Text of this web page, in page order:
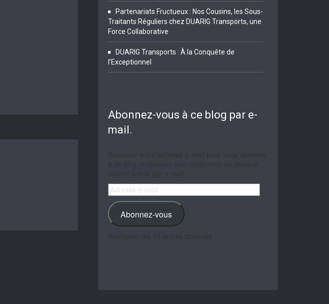
Partenariats Fructueux : Nos Cousins, les Sous-
Traitants Réguliers chez DUARIG Transports, une
Force Collaborative
DUARIG Transports : À la Conquête de
l’Exceptionnel
Abonnez-vous à ce blog par e-
mail.
Adresse
e-
mail
Abonnez-vous